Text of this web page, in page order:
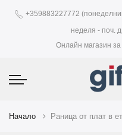
+359883227772
неделя - поч.
Онлайн магазин
Начало Раница от плат в